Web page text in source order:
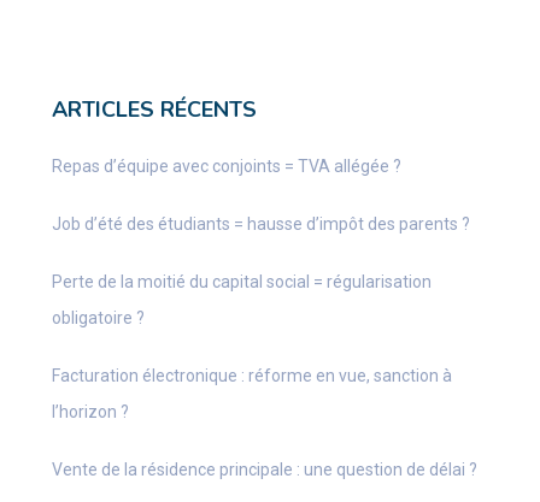
ARTICLES RÉCENTS
Repas d’équipe avec conjoints = TVA allégée ?
Job d’été des étudiants = hausse d’impôt des parents ?
Perte de la moitié du capital social = régularisation
obligatoire ?
Facturation électronique : réforme en vue, sanction à
l’horizon ?
Vente de la résidence principale : une question de délai ?